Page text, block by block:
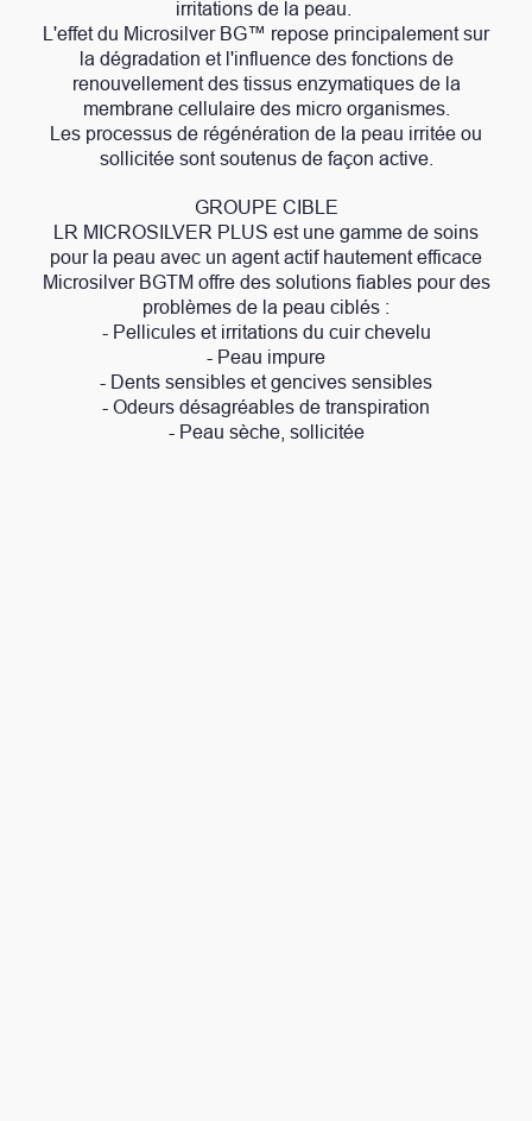
irritations de la peau.
L'effet du Microsilver BG™ repose principalement sur
la dégradation et l'influence des fonctions de
renouvellement des tissus enzymatiques de la
membrane cellulaire des micro organismes.
Les processus de régénération de la peau irritée ou
sollicitée sont soutenus de façon active.
GROUPE CIBLE
LR MICROSILVER PLUS est une gamme de soins
pour la peau avec un agent actif hautement efficace
Microsilver BGTM offre des solutions fiables pour des
problèmes de la peau ciblés :
- Pellicules et irritations du cuir chevelu
- Peau impure
- Dents sensibles et gencives sensibles
- Odeurs désagréables de transpiration
- Peau sèche, sollicitée